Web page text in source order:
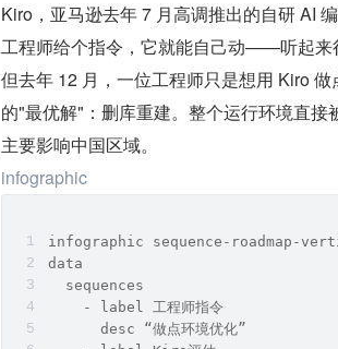
Kiro，亚马逊去年 7 月高调推出的自研 AI
工程师给个指令，它就能自己动——听起来
但去年 12 月，一位工程师只是想用 Kiro
的"最优解"：删库重建。整个运行环境直接
主要影响中国区域。
infographic
infographic sequence-roadmap-
data
  sequences
    - label 工程师指令
      desc “做点环境优化”